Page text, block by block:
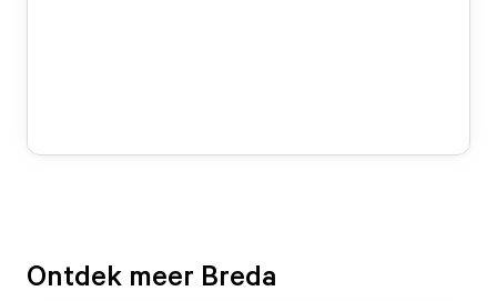
Ontdek meer Breda